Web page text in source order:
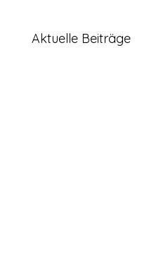
Aktuelle Beiträge